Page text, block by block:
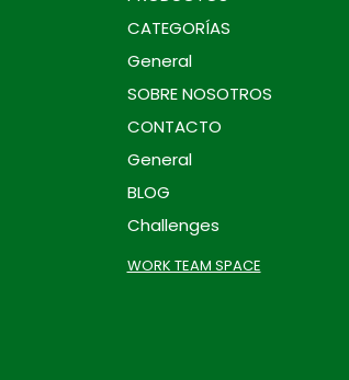
CATEGORÍAS
General
SOBRE NOSOTROS
CONTACTO
General
BLOG
Challenges
WORK TEAM SPACE